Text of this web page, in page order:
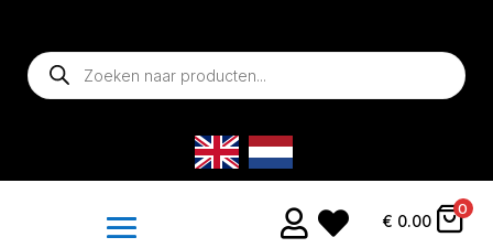
Producten
zoeken
  € 0.00
0